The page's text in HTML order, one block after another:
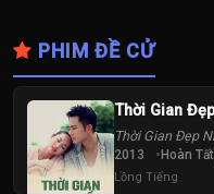
PHIM ĐỀ CỬ
Thời Gian
Thời Gian Đẹp
2013 Hoàn
Lồng Tiếng